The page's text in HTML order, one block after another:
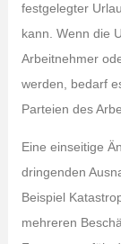
festgelegter
kann. Wenn die
Arbeitnehmer
werden, bedarf
Parteien des
Eine einseitige
dringenden
Beispiel
mehreren